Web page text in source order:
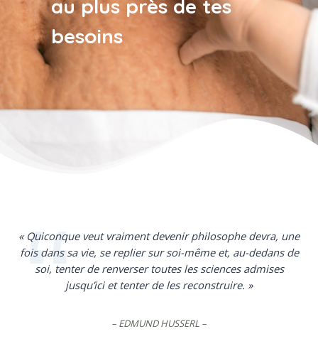
au plus près de tes
besoins
« Quiconque veut vraiment devenir philosophe devra, une
fois dans sa vie, se replier sur soi-même et, au-dedans de
soi, tenter de renverser toutes les sciences admises
jusqu’ici et tenter de les reconstruire. »
– EDMUND HUSSERL –